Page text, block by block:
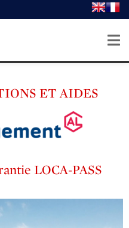
ET AIDES
LOCA-PASS